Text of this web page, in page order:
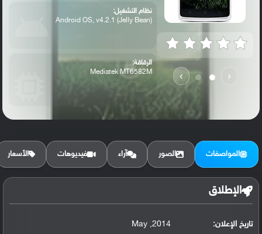
‹
›
نظام التشغيل:
Android OS, v4.2.1 (Jelly Bean)
الرقاقة:
Mediatek MT6582M
الرام / التخزين:
المواصفات الصور آراء فيديوهات الأسعار
الإطلاق
تاريخ الإعلان: 2014, May